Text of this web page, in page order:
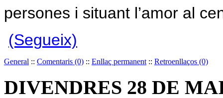
persones i situant l’amor al
(Segueix)
General :: Comentaris (0) :: Enllaç permanent :: Retroenllaços (0)
DIVENDRES 28 DE